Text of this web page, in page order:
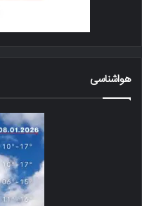
هواشناسی